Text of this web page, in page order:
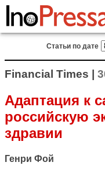
Статьи по дате
Financial Times |
Адаптация к
российскую
здравии
Генри Фой